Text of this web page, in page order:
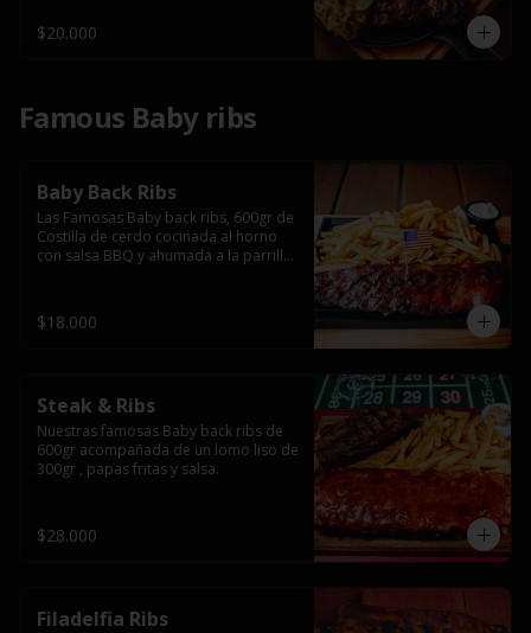
$20.000
Famous Baby ribs
Baby Back Ribs
Las Famosas Baby back ribs, 600gr de
Costilla de cerdo cocinada al horno
con salsa BBQ y ahumada a la parrilla
$18.000
Steak & Ribs
Nuestras famosas Baby back ribs de
600gr acompañada de un lomo liso de
300gr , papas fritas y salsa.
$28.000
Filadelfia Ribs